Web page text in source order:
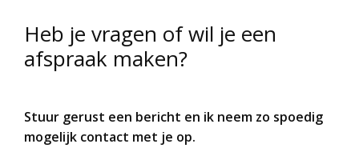
Heb je vragen of wil je een
afspraak maken?
Stuur gerust een bericht en ik neem zo spoedig
mogelijk contact met je op.